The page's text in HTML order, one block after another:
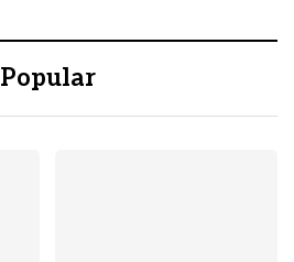
Popular